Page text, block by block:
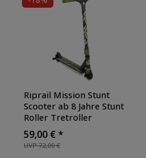
Riprail Mission Stunt
Scooter ab 8 Jahre Stunt
Roller Tretroller
Kinderroller Cityroller
Skater Roller Freestyle
für Tricks Kickscooter
UVP 72,00 €
59,00 € *